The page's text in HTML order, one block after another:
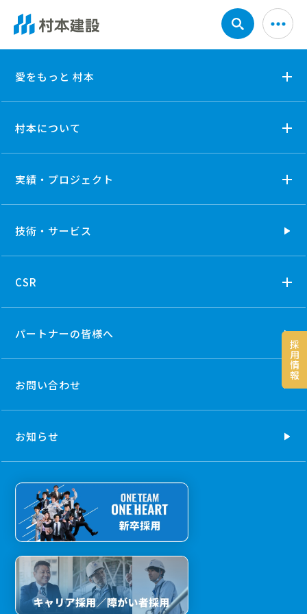
採
用
情
報
愛をもっと 村本
村本について
実績・プロジェクト
技術・ サービス
CSR
パートナーの皆様へ
お問い合わせ
お知らせ